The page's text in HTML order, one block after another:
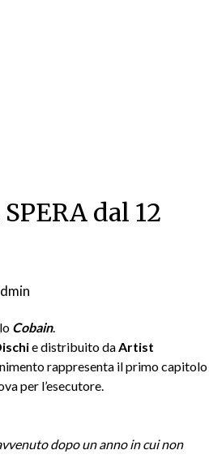
dal 12
Cobain.
e distribuito daArtist
rappresenta il primo capitolo
per l’esecutore.
dopo un anno in cui non